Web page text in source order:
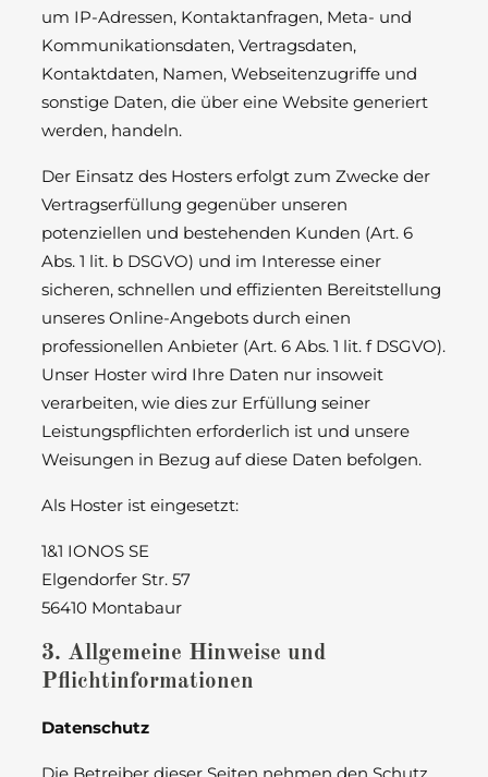
um IP-Adressen, Kontaktanfragen, Meta- und
Kommunikationsdaten, Vertragsdaten,
Kontaktdaten, Namen, Webseitenzugriffe und
sonstige Daten, die über eine Website generiert
werden, handeln.
Der Einsatz des Hosters erfolgt zum Zwecke der
Vertragserfüllung gegenüber unseren
potenziellen und bestehenden Kunden (Art. 6
Abs. 1 lit. b DSGVO) und im Interesse einer
sicheren, schnellen und effizienten Bereitstellung
unseres Online-Angebots durch einen
professionellen Anbieter (Art. 6 Abs. 1 lit. f DSGVO).
Unser Hoster wird Ihre Daten nur insoweit
verarbeiten, wie dies zur Erfüllung seiner
Leistungspflichten erforderlich ist und unsere
Weisungen in Bezug auf diese Daten befolgen.
Als Hoster ist eingesetzt:
1&1 IONOS SE
Elgendorfer Str. 57
56410 Montabaur
3. Allgemeine Hinweise und
Pflichtinformationen
Datenschutz